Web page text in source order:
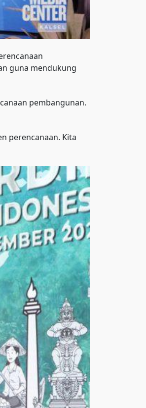
guna mendukung
pembangunan.
perencanaan. Kita